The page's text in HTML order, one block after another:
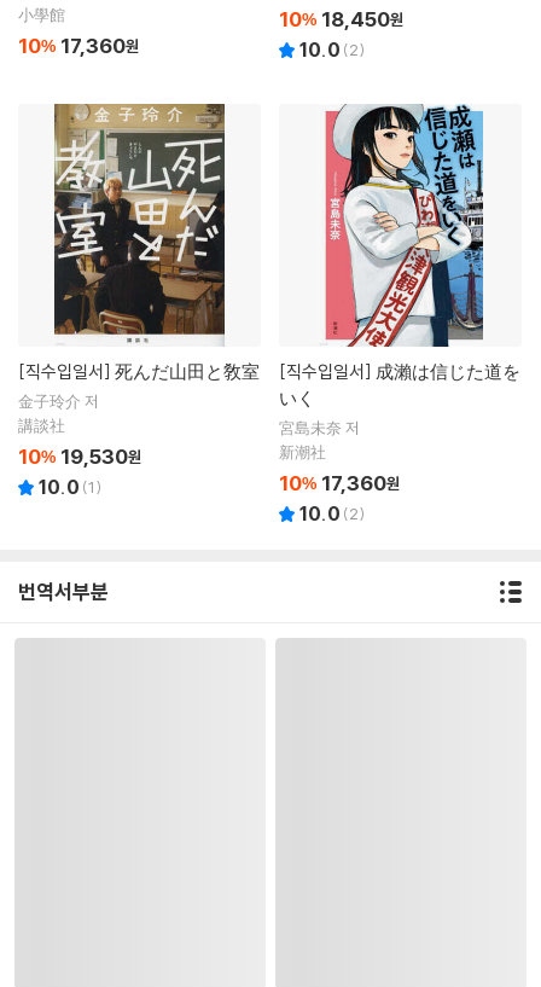
小學館
10% 17,360원
10% 18,450원
10.0 (2)
[직수입일서] 死んだ山田と敎室
金子玲介 저
講談社
10% 19,530원
10.0 (1)
[직수입일서]
いく
宮島未奈 저
新潮社
10% 17,360원
10.0 (2)
번역서부분